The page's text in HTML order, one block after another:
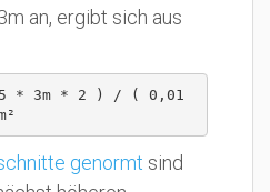
an, ergibt sich aus
* 3m * 2 ) / ( 0,01
genormt sind